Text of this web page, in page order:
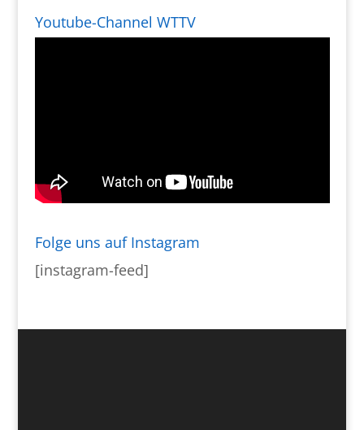
Youtube-Channel WTTV
Folge uns auf Instagram
[instagram-feed]